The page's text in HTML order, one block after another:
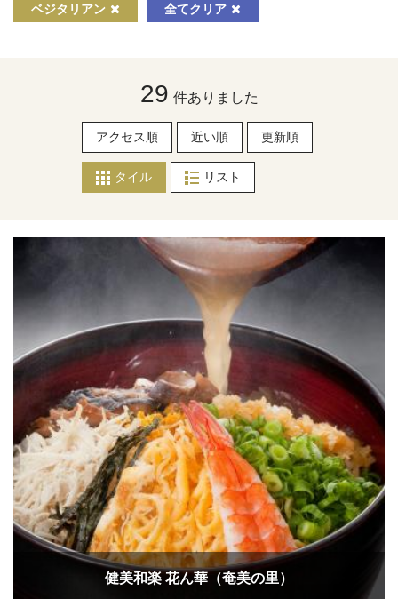
ベジタリアン 全てクリア
29 件ありました
アクセス順 近い順 更新順
タイル リスト
健美和楽 花ん華（奄美の里）